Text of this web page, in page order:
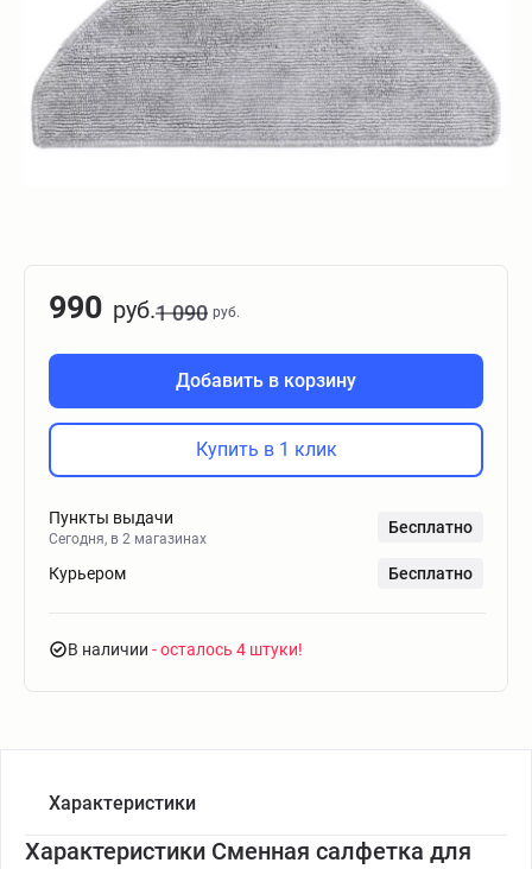
990 руб.1 090 руб.
Добавить в корзину
Купить в 1 клик
Пункты выдачи
Сегодня, в 2 магазинах
Бесплатно
Курьером Бесплатно
В наличии - осталось 4 штуки
Характеристики
Характеристики Сменная салфетка для